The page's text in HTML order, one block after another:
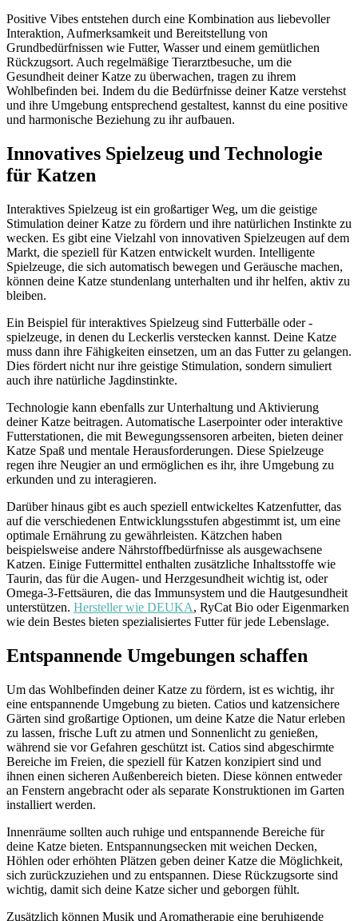
Positive Vibes entstehen durch eine Kombination aus liebevoller
Interaktion, Aufmerksamkeit und Bereitstellung von
Grundbedürfnissen wie Futter, Wasser und einem gemütlichen
Rückzugsort. Auch regelmäßige Tierarztbesuche, um die
Gesundheit deiner Katze zu überwachen, tragen zu ihrem
Wohlbefinden bei. Indem du die Bedürfnisse deiner Katze verstehst
und ihre Umgebung entsprechend gestaltest, kannst du eine positive
und harmonische Beziehung zu ihr aufbauen.
Innovatives Spielzeug und Technologie
für Katzen
Interaktives Spielzeug ist ein großartiger Weg, um die geistige
Stimulation deiner Katze zu fördern und ihre natürlichen Instinkte zu
wecken. Es gibt eine Vielzahl von innovativen Spielzeugen auf dem
Markt, die speziell für Katzen entwickelt wurden. Intelligente
Spielzeuge, die sich automatisch bewegen und Geräusche machen,
können deine Katze stundenlang unterhalten und ihr helfen, aktiv zu
bleiben.
Ein Beispiel für interaktives Spielzeug sind Futterbälle oder -
spielzeuge, in denen du Leckerlis verstecken kannst. Deine Katze
muss dann ihre Fähigkeiten einsetzen, um an das Futter zu gelangen.
Dies fördert nicht nur ihre geistige Stimulation, sondern simuliert
auch ihre natürliche Jagdinstinkte.
Technologie kann ebenfalls zur Unterhaltung und Aktivierung
deiner Katze beitragen. Automatische Laserpointer oder interaktive
Futterstationen, die mit Bewegungssensoren arbeiten, bieten deiner
Katze Spaß und mentale Herausforderungen. Diese Spielzeuge
regen ihre Neugier an und ermöglichen es ihr, ihre Umgebung zu
erkunden und zu interagieren.
Darüber hinaus gibt es auch speziell entwickeltes Katzenfutter, das
auf die verschiedenen Entwicklungsstufen abgestimmt ist, um eine
optimale Ernährung zu gewährleisten. Kätzchen haben
beispielsweise andere Nährstoffbedürfnisse als ausgewachsene
Katzen. Einige Futtermittel enthalten zusätzliche Inhaltsstoffe wie
Taurin, das für die Augen- und Herzgesundheit wichtig ist, oder
Omega-3-Fettsäuren, die das Immunsystem und die Hautgesundheit
unterstützen. Hersteller wie DEUKA, RyCat Bio oder Eigenmarken
wie dein Bestes bieten spezialisiertes Futter für jede Lebenslage.
Entspannende Umgebungen schaffen
Um das Wohlbefinden deiner Katze zu fördern, ist es wichtig, ihr
eine entspannende Umgebung zu bieten. Catios und katzensichere
Gärten sind großartige Optionen, um deine Katze die Natur erleben
zu lassen, frische Luft zu atmen und Sonnenlicht zu genießen,
während sie vor Gefahren geschützt ist. Catios sind abgeschirmte
Bereiche im Freien, die speziell für Katzen konzipiert sind und
ihnen einen sicheren Außenbereich bieten. Diese können entweder
an Fenstern angebracht oder als separate Konstruktionen im Garten
installiert werden.
Innenräume sollten auch ruhige und entspannende Bereiche für
deine Katze bieten. Entspannungsecken mit weichen Decken,
Höhlen oder erhöhten Plätzen geben deiner Katze die Möglichkeit,
sich zurückzuziehen und zu entspannen. Diese Rückzugsorte sind
wichtig, damit sich deine Katze sicher und geborgen fühlt.
Zusätzlich können Musik und Aromatherapie eine beruhigende